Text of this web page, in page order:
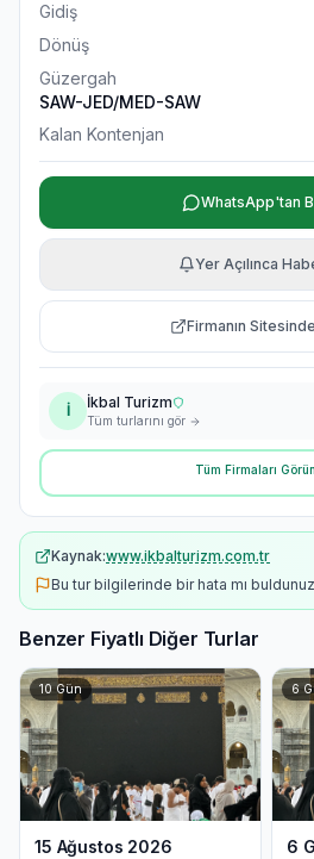
Gidiş
Dönüş
Güzergah
SAW-JED/MED-SAW
Kalan Kontenjan
WhatsApp'tan
Yer Açılınca
Firmanın
İ İkbal Turizm
Tüm turlarını gör
Tüm Firmaları
Kaynak:www.ikbalturizm.com.tr
Bu tur bilgilerinde bir hata mı
Benzer Fiyatlı Diğer Turlar
10Gün
15 Ağustos 2026
6
6